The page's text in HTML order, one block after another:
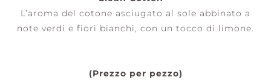
L’aroma del cotone asciugato al sole abbinato a
note verdi e fiori bianchi, con un tocco di limone.
(Prezzo per pezzo)